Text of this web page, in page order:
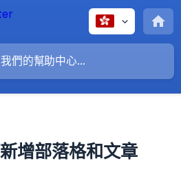
增部落格和文章